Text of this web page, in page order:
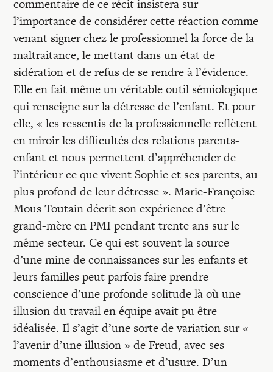
commentaire de ce récit insistera sur
l’importance de considérer cette réaction comme
venant signer chez le professionnel la force de la
maltraitance, le mettant dans un état de
sidération et de refus de se rendre à l’évidence.
Elle en fait même un véritable outil sémiologique
qui renseigne sur la détresse de l’enfant. Et pour
elle, « les ressentis de la professionnelle reflètent
en miroir les difficultés des relations parents-
enfant et nous permettent d’appréhender de
l’intérieur ce que vivent Sophie et ses parents, au
plus profond de leur détresse ». Marie-Françoise
Mous Toutain décrit son expérience d’être
grand-mère en PMI pendant trente ans sur le
même secteur. Ce qui est souvent la source
d’une mine de connaissances sur les enfants et
leurs familles peut parfois faire prendre
conscience d’une profonde solitude là où une
illusion du travail en équipe avait pu être
idéalisée. Il s’agit d’une sorte de variation sur «
l’avenir d’une illusion » de Freud, avec ses
moments d’enthousiasme et d’usure. D’un